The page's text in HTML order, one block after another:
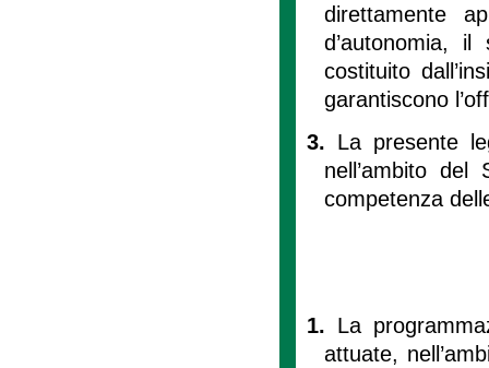
direttamente
d’autonomia,
costituito
garantiscono
3. La presente
nell’ambito
competenza
1. La
attuate,